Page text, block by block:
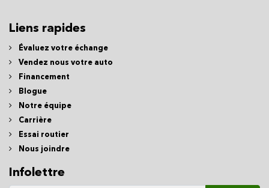
Liens rapides
Évaluez votre échange
Vendez nous votre auto
Financement
Blogue
Notre équipe
Carrière
Essai routier
Nous joindre
Infolettre